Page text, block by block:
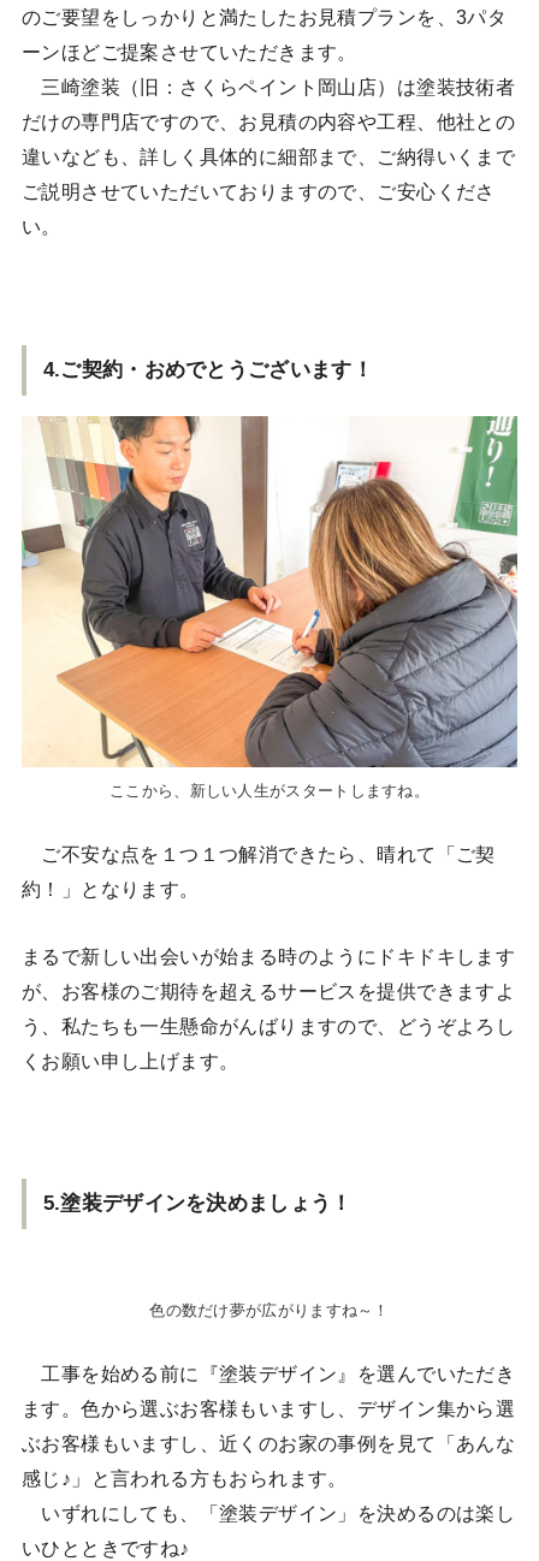
のご要望をしっかりと満たしたお見積プランを、3パタ
ーンほどご提案させていただきます。
三崎塗装（旧：さくらペイント岡山店）は塗装技術者
だけの専門店ですので、お見積の内容や工程、他社との
違いなども、詳しく具体的に細部まで、ご納得いくまで
ご説明させていただいておりますので、ご安心くださ
い。
4.ご契約・おめでとうございます！
ここから、新しい人生がスタートしますね。
ご不安な点を１つ１つ解消できたら、晴れて「ご契
約！」となります。
まるで新しい出会いが始まる時のようにドキドキします
が、お客様のご期待を超えるサービスを提供できますよ
う、私たちも一生懸命がんばりますので、どうぞよろし
くお願い申し上げます。
5.塗装デザインを決めましょう！
色の数だけ夢が広がりますね～！
工事を始める前に『塗装デザイン』を選んでいただき
ます。色から選ぶお客様もいますし、デザイン集から選
ぶお客様もいますし、近くのお家の事例を見て「あんな
感じ♪」と言われる方もおられます。
いずれにしても、「塗装デザイン」を決めるのは楽し
いひとときですね♪